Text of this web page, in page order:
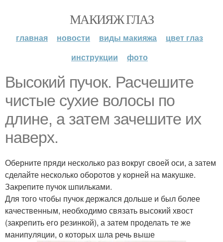
МАКИЯЖ ГЛАЗ
главная новости виды макияжа
цвет глаз
инструкции
фото
Высокий пучок. Расчешите
чистые сухие волосы по
длине, а затем зачешите их
наверх.
Оберните пряди несколько раз вокруг своей оси, а затем
сделайте несколько оборотов у корней на макушке.
Закрепите пучок шпильками.
Для того чтобы пучок держался дольше и был более
качественным, необходимо связать высокий хвост
(закрепить его резинкой), а затем проделать те же
манипуляции, о которых шла речь выше